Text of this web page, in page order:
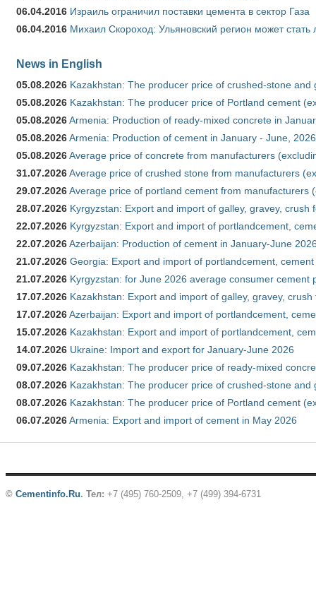
06.04.2016 Израиль ограничил поставки цемента в сектор Газа
06.04.2016 Михаил Скороход: Ульяновский регион может
News in English
05.08.2026 Kazakhstan: The producer price of crushed-stone and
05.08.2026 Kazakhstan: The producer price of Portland cement
05.08.2026Armenia: Production of ready-mixed concrete in
05.08.2026Armenia: Production of cement in January - June, 2026
05.08.2026Average price of concrete from manufacturers
31.07.2026Average price of crushed stone from manufacturers
29.07.2026Average price of portland cement from manufacturers
28.07.2026 Kyrgyzstan: Export and import of galley, gravey,
22.07.2026 Kyrgyzstan: Export and import of portlandcement,
22.07.2026Azerbaijan: Production of cement in January-June
21.07.2026 Georgia: Export and import of portlandcement,
21.07.2026 Kyrgyzstan: for June 2026 average consumer cement
17.07.2026 Kazakhstan: Export and import of galley, gravey,
17.07.2026Azerbaijan: Export and import of portlandcement,
15.07.2026 Kazakhstan: Export and import of portlandcement,
14.07.2026 Ukraine: Import and export for January-June 2026
09.07.2026 Kazakhstan: The producer price of ready-mixed
08.07.2026 Kazakhstan: The producer price of crushed-stone and
08.07.2026 Kazakhstan: The producer price of Portland cement
06.07.2026Armenia: Export and import of cement in May 2026
© Cementinfo.Ru. Тел: +7 (495) 760-2509, +7 (499) 394-6731